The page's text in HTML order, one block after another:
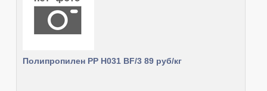
Полипропилен PP H031 BF/3 89 руб/кг